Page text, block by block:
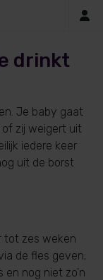
drinkt
Je baby gaat
of zij weigert uit
iedere keer
uit de borst
tot zes weken
de fles geven;
en nog niet zo'n